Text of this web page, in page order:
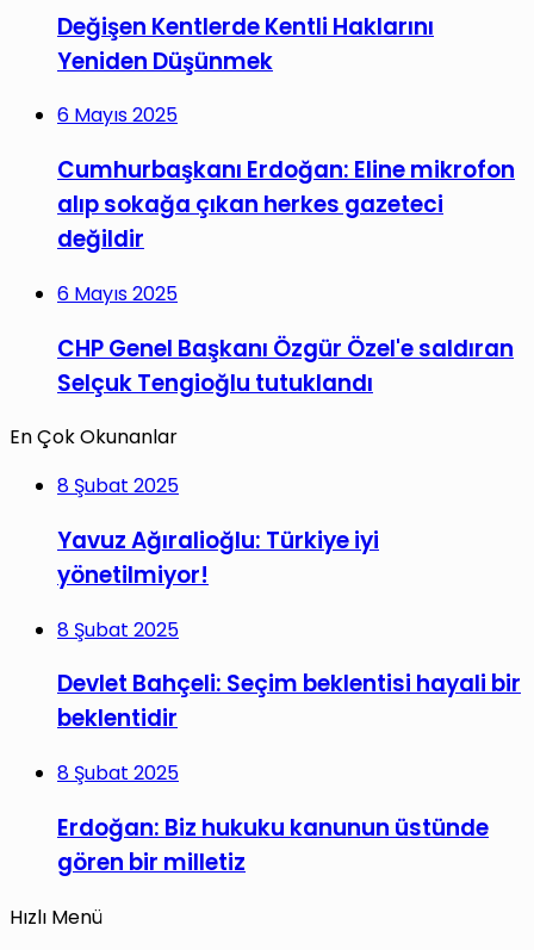
Değişen Kentlerde Kentli Haklarını
Yeniden Düşünmek
6 Mayıs 2025
Cumhurbaşkanı Erdoğan: Eline mikrofon
alıp sokağa çıkan herkes gazeteci
değildir
6 Mayıs 2025
CHP Genel Başkanı Özgür Özel'e saldıran
Selçuk Tengioğlu tutuklandı
En Çok Okunanlar
8 Şubat 2025
Yavuz Ağıralioğlu: Türkiye iyi
yönetilmiyor!
8 Şubat 2025
Devlet Bahçeli: Seçim beklentisi hayali bir
beklentidir
8 Şubat 2025
Erdoğan: Biz hukuku kanunun üstünde
gören bir milletiz
Hızlı Menü